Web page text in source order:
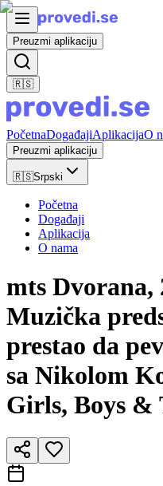
Preuzmi aplikaciju
🇷🇸
PočetnaDogađajiAplikacijaO
Preuzmi aplikaciju
🇷🇸Srpski
Početna
Događaji
Aplikacija
O nama
mts Dvorana,
Muzička
prestao da
sa Nikolom
Girls, Boys &